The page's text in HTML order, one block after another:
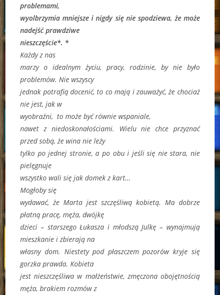
problemami,
wyolbrzymia mniejsze i nigdy się nie spodziewa, że może
nadejść prawdziwe
nieszczęście*. *
Każdy z nas
marzy o idealnym życiu, pracy, rodzinie, by nie było
problemów. Nie wszyscy
jednak potrafią docenić, to co mają i zauważyć, że chociaż
nie jest, jak w
wyobraźni, to może być równie wspaniale,
nawet z niedoskonałościami. Wielu nie chce przyznać
przed sobą, że wina nie leży
tylko po jednej stronie, a po obu i jeśli się nie stara, nie
pielęgnuje
wszystko wali się jak domek z kart…
Mogłoby się
wydawać, że Marta jest szczęśliwą kobietą. Ma dobrze
płatną pracę, męża, dwójkę
dzieci – starszego Łukasza i młodszą Julkę – wynajmują
mieszkanie i zbierają na
własny dom. Niestety pod płaszczem pozorów kryje się
gorzka prawda. Kobieta
jest nieszczęśliwa w małżeństwie, zmęczona obojętnością
męża, brakiem rozmów z